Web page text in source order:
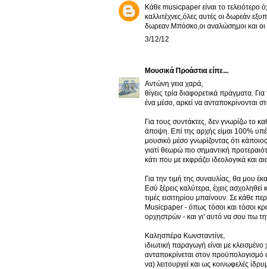
Κάθε musicpaper είναι το
καλλιτέχνες,όλες αυτές οι δωρεάν
δωρεαν.Μπόσκο,οι αναλώσημοι και οι
3/12/12
Μουσικά Προάστια είπε...
Αντώνη γεια χαρά,
θίγεις τρία διαφορετικά πράγματα.
ένα μέσο, αρκεί να ανταποκρίνονται
Για τους συντάκτες, δεν γνωρίζω το
άποψη. Επί της αρχής είμαι 100%
μουσικό μέσο γνωρίζοντας ότι
γιατί θεωρώ πιο σημαντική
κάτι που με εκφράζει ιδεολογικά και
Για την τιμή της συναυλίας, θα μου
Εσύ ξέρεις καλύτερα, έχεις ασχοληθεί
τιμές εισιτηρίου μπαίνουν. Σε κάθε
Musicpaper - όπως τόσοι και τόσοι
ορχηστρών - και γι' αυτό να σου πω
Καλησπέρα Κωνσταντίνε,
ιδιωτική παραγωγή είναι με
ανταποκρίνεται στον προϋπολογισμό
να) λειτουργεί και ως κοινωφελές